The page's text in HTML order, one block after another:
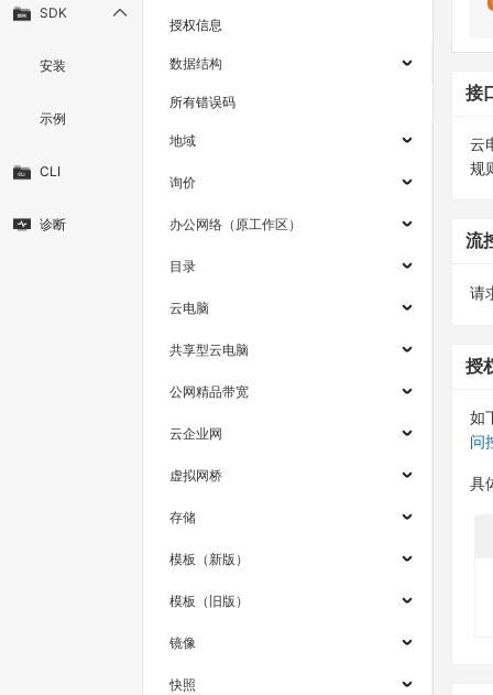
SDK
安装
示例
CLI
诊断
授权信息
数据结构
所有错误码
地域
询价
办公网络（原工作区）
目录
云电脑
共享型云电脑
公网精品带宽
云企业网
虚拟网桥
存储
模板（新版）
模板（旧版）
镜像
快照
接
云
规
流
请
授
如
问
具